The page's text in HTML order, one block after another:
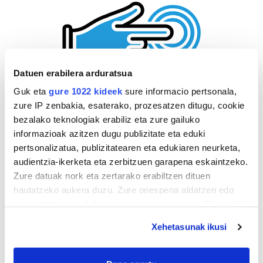
Datuen erabilera arduratsua
Guk eta gure 1022 kideek sure informacio pertsonala,
zure IP zenbakia, esaterako, prozesatzen ditugu, cookie
bezalako teknologiak erabiliz eta zure gailuko
informazioak azitzen dugu publizitate eta eduki
pertsonalizatua, publizitatearen eta edukiaren neurketa,
audientzia-ikerketa eta zerbitzuen garapena eskaintzeko.
Zure datuak nork eta zertarako erabiltzen dituen
hautatzeko aukera duzu. Zure onespena aldatzen edo
If you allow, we would also like to:
Xehetasunak ikusi